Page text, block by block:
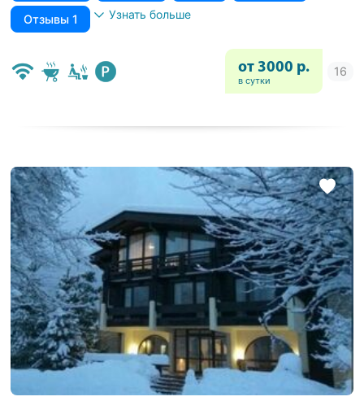
Отзывы 1 Узнать больше
от 3000 р.
в сутки